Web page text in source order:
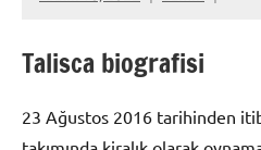
Talisca biografisi
23 Ağustos 2016 tarihinden